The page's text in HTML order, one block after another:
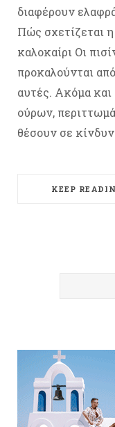
διαφέρουν
Πώς σχετίζεται
καλοκαίρι Οι
προκαλούνται
αυτές. Ακόμα και
ούρων,
θέσουν σε
KEEP